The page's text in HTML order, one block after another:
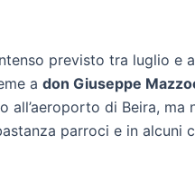
previsto tra luglio e
a don Giuseppe
all’aeroporto di Beira, ma
parroci e in alcuni